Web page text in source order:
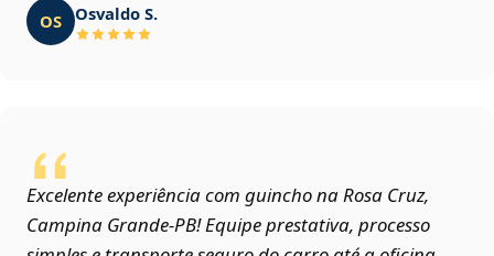
OS Osvaldo S.
Excelente experiência com guincho na Rosa Cruz,
Campina Grande‑PB! Equipe prestativa, processo